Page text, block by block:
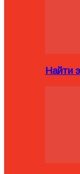
Найти